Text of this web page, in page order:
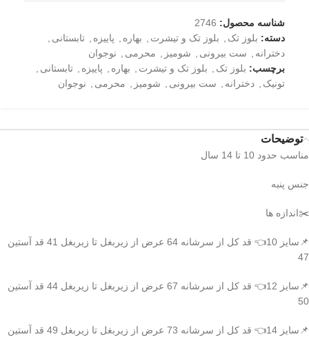
شناسه محصول: 2746
دسته: بلوز تک , بلوز تک و تیشرت , بهاره , پاییزه , تابستانی ,
دخترانه , ست بیرونی , شومیز , محرمی , نوجوان
برچسب: بلوز تک , بلوز تک و تیشرت , بهاره , پاییزه , تابستانی ,
تونیک , دخترانه , ست بیرونی , شومیز , محرمی , نوجوان
توضیحات
مناسب حدود 10 تا 14 سال
جنس پنبه
✂️اندازه ها
📌سایز 10👈 قد کل از سرشانه 64 عرض از زیربغل تا زیربغل 41 قد آستین
47
📌سایز 12👈 قد کل از سرشانه 67 عرض از زیربغل تا زیربغل 44 قد آستین
50
📌سایز 14👈 قد کل از سرشانه 73 عرض از زیربغل تا زیربغل 49 قد آستین